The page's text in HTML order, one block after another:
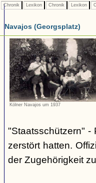
Chronik Lexikon Chronik Lexikon
Navajos (Georgsplatz)
Kölner Navajos um 1937
"Staatsschützern" -
zerstört hatten.
der Zugehörigkeit